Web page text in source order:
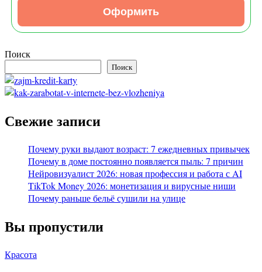
Оформить
Поиск
Поиск
Свежие записи
Почему руки выдают возраст: 7 ежедневных привычек
Почему в доме постоянно появляется пыль: 7 причин
Нейровизуалист 2026: новая профессия и работа с AI
TikTok Money 2026: монетизация и вирусные ниши
Почему раньше бельё сушили на улице
Вы пропустили
Красота